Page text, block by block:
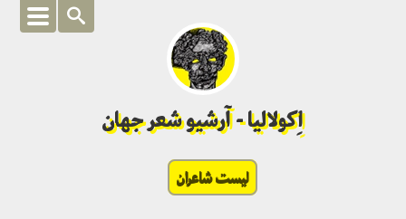
اِکولالیا - آرشیو شعر جهان
لیست شاعران